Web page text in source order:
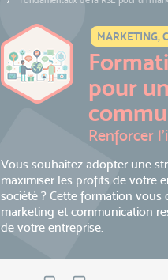
MARKETING,
pour
Renforcer
Vous souhaitez adopter une
maximiser les profits de votre
société ? Cette formation
marketing et communication
de votre entreprise.